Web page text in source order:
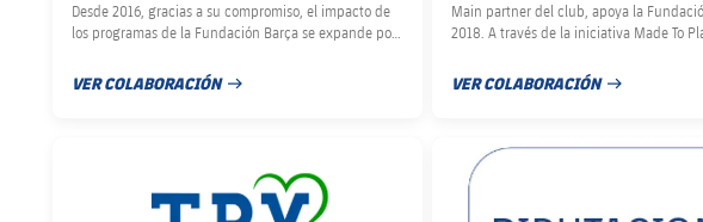
Desde 2016, gracias a su compromiso, el impacto de
los programas de la Fundación Barça se expande por
VER COLABORACIÓN
FECHA DE PUBLICACIÓN
Main partner del club, apoya la
2018. A través de la iniciativa Made To
30 educadores y casi 600 niños.
VER COLABORACIÓN
FECHA DE PUBLICACIÓN
FC Barcelona club badge